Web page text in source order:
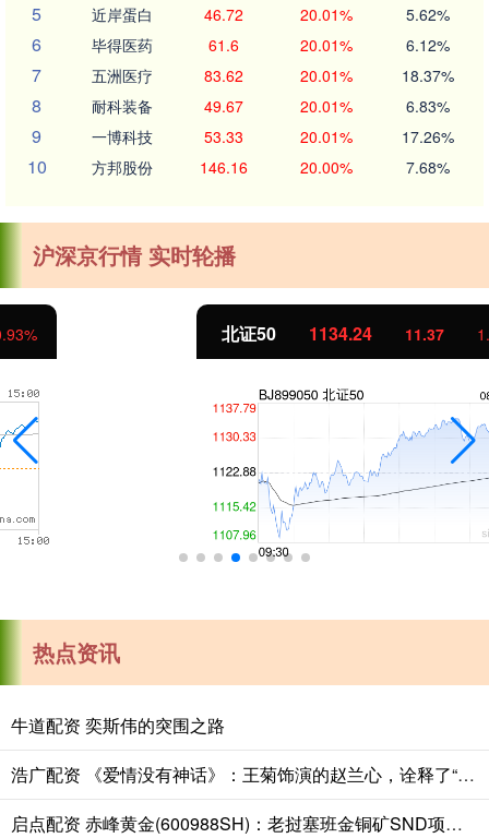
5 近岸蛋白 46.72 20.01% 5.62%
6 毕得医药 61.6 20.01% 6.12%
7 五洲医疗 83.62 20.01% 18.37%
8 耐科装备 49.67 20.01% 6.83%
9 一博科技 53.33 20.01% 17.26%
10 方邦股份 146.16 20.00% 7.68%
沪深京行情 实时轮播
1134.24 11.37 1.01%
热点资讯
牛道配资 奕斯伟的突围之路
浩广配资 《爱情没有神话》：王菊饰演的赵兰心，诠释了“防火防盗防闺蜜”
启点配资 赤峰黄金(600988SH)：老挝塞班金铜矿SND项目完成首次资源估算